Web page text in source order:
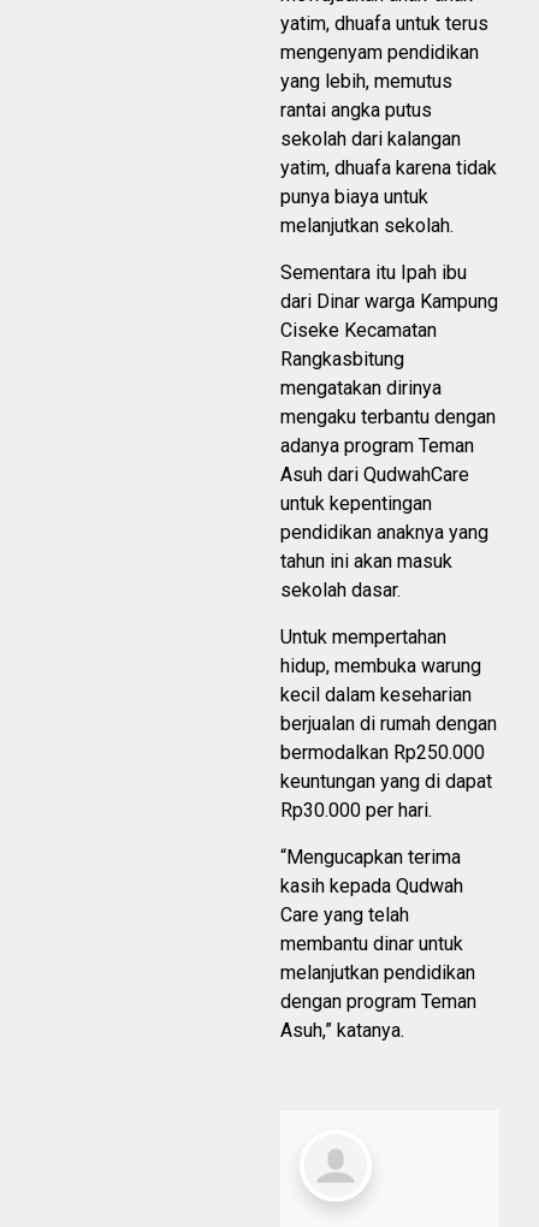
yatim, dhuafa untuk terus
mengenyam pendidikan
yang lebih, memutus
rantai angka putus
sekolah dari kalangan
yatim, dhuafa karena tidak
punya biaya untuk
melanjutkan sekolah.
Sementara itu Ipah ibu
dari Dinar warga Kampung
Ciseke Kecamatan
Rangkasbitung
mengatakan dirinya
mengaku terbantu dengan
adanya program Teman
Asuh dari QudwahCare
untuk kepentingan
pendidikan anaknya yang
tahun ini akan masuk
sekolah dasar.
Untuk mempertahan
hidup, membuka warung
kecil dalam keseharian
berjualan di rumah dengan
bermodalkan Rp250.000
keuntungan yang di dapat
Rp30.000 per hari.
“Mengucapkan terima
kasih kepada Qudwah
Care yang telah
membantu dinar untuk
melanjutkan pendidikan
dengan program Teman
Asuh,” katanya.